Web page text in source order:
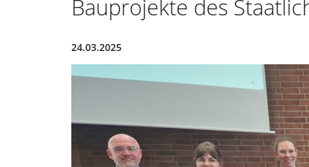
Bauprojekte des
24.03.2025